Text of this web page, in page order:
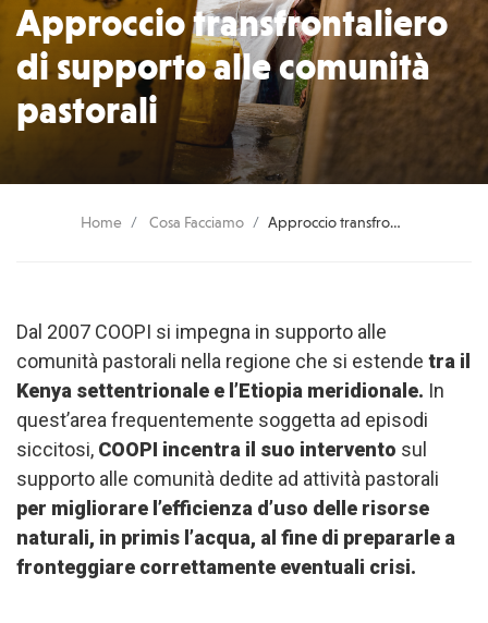
Approccio transfrontaliero
di supporto alle comunità
pastorali
Home Cosa Facciamo Approccio transfrontaliero di supporto alle comunità pastorali
Dal 2007 COOPI si impegna in supporto alle
comunità pastorali nella regione che si estende tra il
Kenya settentrionale e l’Etiopia meridionale. In
quest’area frequentemente soggetta ad episodi
siccitosi, COOPI incentra il suo intervento sul
supporto alle comunità dedite ad attività pastorali
per migliorare l’efficienza d’uso delle risorse
naturali, in primis l’acqua, al fine di prepararle a
fronteggiare correttamente eventuali crisi.